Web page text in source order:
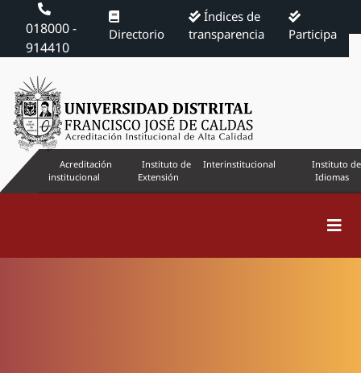
018000 -
914410
Directorio
Índices de
transparencia
Participa
Acreditación
institucional
Instituto de
Extensión
Interinstitucional
Instituto de
Idiomas